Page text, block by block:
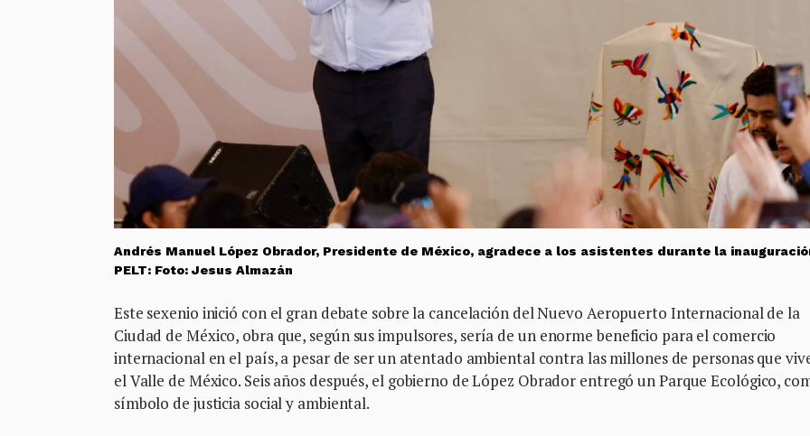
Andrés Manuel López Obrador, Presidente de México, agradece a los asistentes durante la
PELT: Foto: Jesus Almazán
Este sexenio inició con el gran debate sobre la cancelación del Nuevo Aeropuerto Internacional de la
Ciudad de México, obra que, según sus impulsores, sería de un enorme beneficio para el comercio
internacional en el país, a pesar de ser un atentado ambiental contra las millones de personas que
el Valle de México. Seis años después, el gobierno de López Obrador entregó un Parque Ecológico,
símbolo de justicia social y ambiental.